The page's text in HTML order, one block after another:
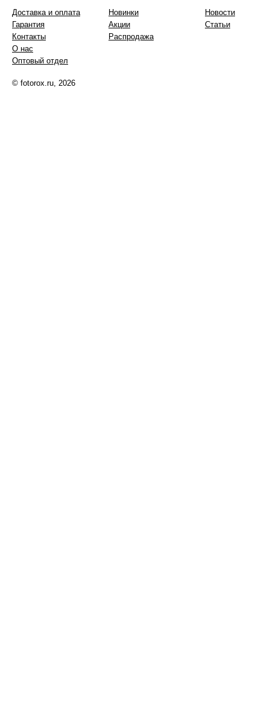
Доставка и оплата
Гарантия
Контакты
О нас
Оптовый отдел
Новинки
Акции
Распродажа
Новости
Статьи
© fotorox.ru, 2026